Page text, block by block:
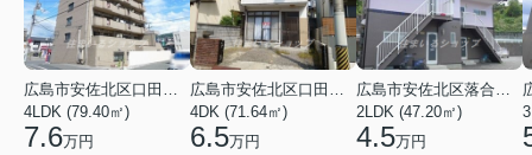
広島市安佐北区口田３丁目
4LDK (79.40㎡)
7.6万円
広島市安佐北区口田５丁目
4DK (71.64㎡)
6.5万円
広島市安佐北区落合南９丁目
2LDK (47.20㎡)
4.5万円